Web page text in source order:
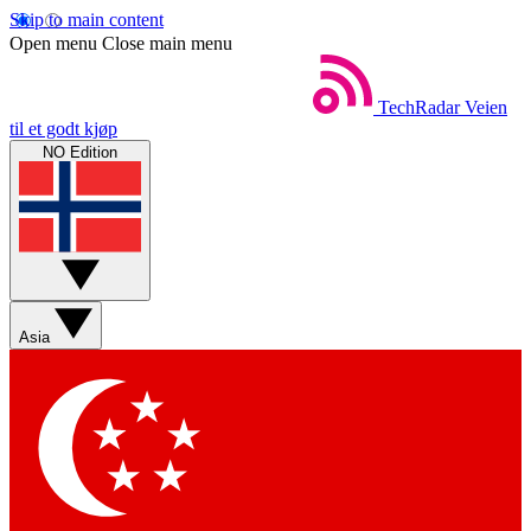
Skip to main content
Open menu Close main menu
TechRadar Veien
til et godt kjøp
NO Edition
Asia